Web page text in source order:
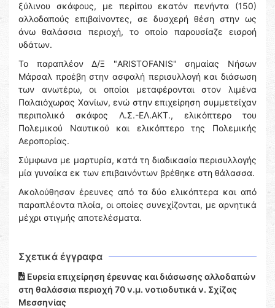
ξύλινου σκάφους, με περίπου εκατόν πενήντα (150)
αλλοδαπούς επιβαίνοντες, σε δυσχερή θέση στην ως
άνω θαλάσσια περιοχή, το οποίο παρουσίαζε εισροή
υδάτων.
Το παραπλέον Δ/Ξ "ARISTΟFANIS" σημαίας Νήσων
Μάρσαλ προέβη στην ασφαλή περισυλλογή και διάσωση
των ανωτέρω, οι οποίοι μεταφέρονται στον λιμένα
Παλαιόχωρας Χανίων, ενώ στην επιχείρηση συμμετείχαν
περιπολικό σκάφος Λ.Σ.-ΕΛ.ΑΚΤ., ελικόπτερο του
Πολεμικού Ναυτικού και ελικόπτερο της Πολεμικής
Αεροπορίας.
Σύμφωνα με μαρτυρία, κατά τη διαδικασία περισυλλογής
μία γυναίκα εκ των επιβαινόντων βρέθηκε στη θάλασσα.
Ακολούθησαν έρευνες από τα δύο ελικόπτερα και από
παραπλέοντα πλοία, οι οποίες συνεχίζονται, με αρνητικά
μέχρι στιγμής αποτελέσματα.
Σχετικά έγγραφα
Ευρεία επιχείρηση έρευνας και διάσωσης αλλοδαπών
στη θαλάσσια περιοχή 70 ν.μ. νοτιοδυτικά ν. Σχίζας
Μεσσηνίας